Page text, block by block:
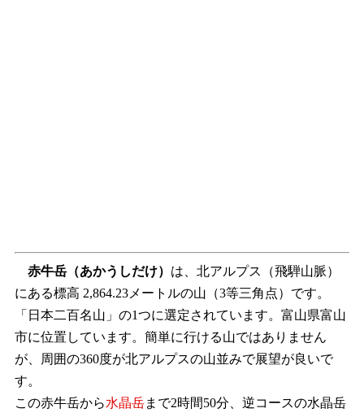
赤牛岳 （あかうしだけ） は、北アルプス（飛騨山脈）
にある標高 2,864.23メートルの山（3等三角点）です。
「日本二百名山」の1つに選定されています。富山県富山
市に位置しています。簡単に行ける山ではありません
が、周囲の360度が北アルプスの山並みで展望が良いで
す。
この赤牛岳から水晶岳まで2時間50分、逆コースの水晶岳